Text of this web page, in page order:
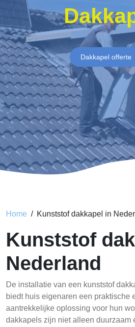
Dakkapel offerte
Home Kunststof dakkapel in
Kunststof
Nederland
De installatie van een kunststof
biedt huis eigenaren een praktische
aantrekkelijke oplossing voor hun
dakkapels zijn niet alleen duurzaam